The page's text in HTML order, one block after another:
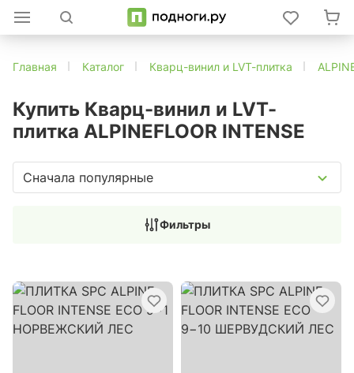
Главная Каталог Кварц-винил и LVT-плитка
Купить Кварц-винил и LVT-
плитка ALPINEFLOOR INTENSE
Сначала популярные
Фильтры